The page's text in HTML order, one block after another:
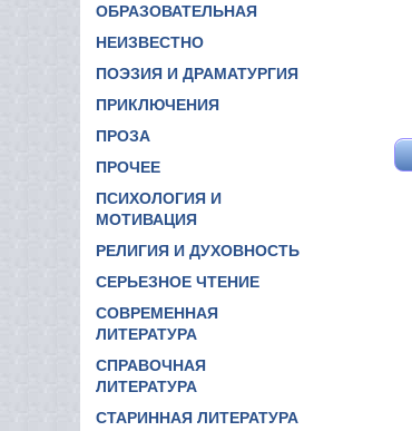
ОБРАЗОВАТЕЛЬНАЯ
НЕИЗВЕСТНО
ПОЭЗИЯ И ДРАМАТУРГИЯ
ПРИКЛЮЧЕНИЯ
ПРОЗА
ПРОЧЕЕ
ПСИХОЛОГИЯ И
МОТИВАЦИЯ
РЕЛИГИЯ И ДУХОВНОСТЬ
СЕРЬЕЗНОЕ ЧТЕНИЕ
СОВРЕМЕННАЯ
ЛИТЕРАТУРА
СПРАВОЧНАЯ
ЛИТЕРАТУРА
СТАРИННАЯ ЛИТЕРАТУРА